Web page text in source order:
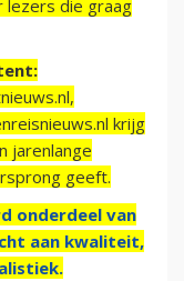
lezers die graag
krijg
jarenlange
geeft.
onderdeel van
aan kwaliteit,